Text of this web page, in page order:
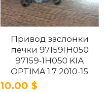
Привод заслонки
печки 971591H050
97159-1H050 KIA
OPTIMA 1.7 2010-15
10.00 $